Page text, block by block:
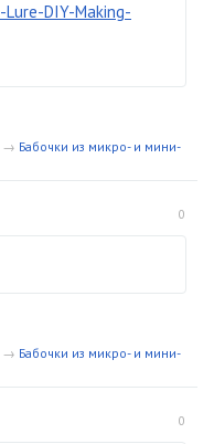
DIY-Making-
→ Бабочки из микро- и мини-
0
→ Бабочки из микро- и мини-
0